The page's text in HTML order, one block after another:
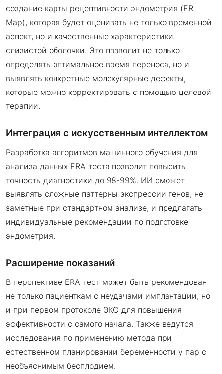
создание карты рецептивности эндометрия (ER
Map), которая будет оценивать не только временной
аспект, но и качественные характеристики
слизистой оболочки. Это позволит не только
определять оптимальное время переноса, но и
выявлять конкретные молекулярные дефекты,
которые можно корректировать с помощью целевой
терапии.
Интеграция с искусственным интеллектом
Разработка алгоритмов машинного обучения для
анализа данных ERA теста позволит повысить
точность диагностики до 98-99%. ИИ сможет
выявлять сложные паттерны экспрессии генов, не
заметные при стандартном анализе, и предлагать
индивидуальные рекомендации по подготовке
эндометрия.
Расширение показаний
В перспективе ERA тест может быть рекомендован
не только пациенткам с неудачами имплантации, но
и при первом протоколе ЭКО для повышения
эффективности с самого начала. Также ведутся
исследования по применению метода при
естественном планировании беременности у пар с
необъяснимым бесплодием.